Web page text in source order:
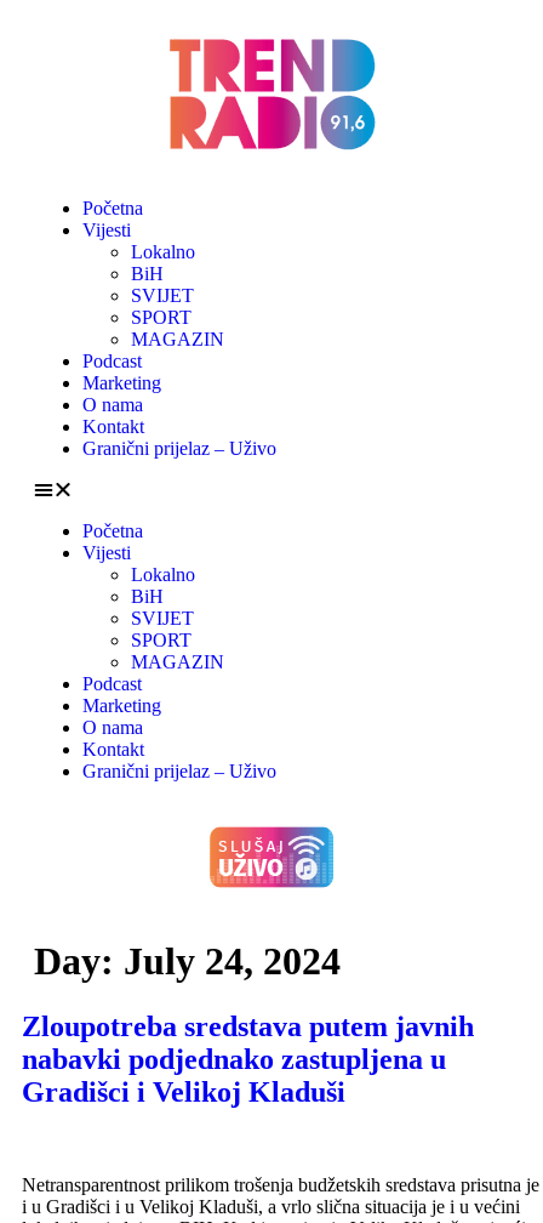
Početna
Vijesti
Lokalno
BiH
SVIJET
SPORT
MAGAZIN
Podcast
Marketing
O nama
Kontakt
Granični prijelaz – Uživo
Početna
Vijesti
Lokalno
BiH
SVIJET
SPORT
MAGAZIN
Podcast
Marketing
O nama
Kontakt
Granični prijelaz – Uživo
Day: July 24, 2024
Zloupotreba sredstava putem javnih
nabavki podjednako zastupljena u
Gradišci i Velikoj Kladuši
Netransparentnost prilikom trošenja budžetskih sredstava prisutna je
i u Gradišci i u Velikoj Kladuši, a vrlo slična situacija je i u većini